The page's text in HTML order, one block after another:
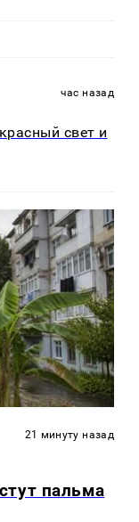
час назад
свет и
21 минуту назад
пальма